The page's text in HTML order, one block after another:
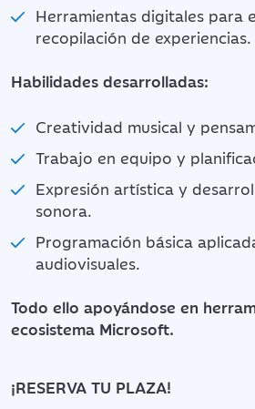
Herramientas digitales para
recopilación de experiencias.
Habilidades desarrolladas:
Creatividad musical y
Trabajo en equipo y
Expresión artística y
sonora.
Programación básica
audiovisuales.
Todo ello apoyándose en
ecosistema Microsoft.
¡RESERVA TU PLAZA!